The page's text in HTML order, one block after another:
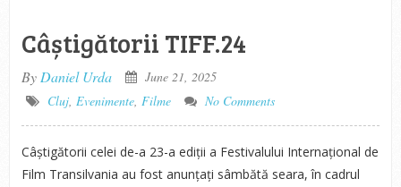
Câștigătorii TIFF.24
By Daniel Urda
June 21, 2025
Cluj, Evenimente, Filme No Comments
Câștigătorii celei de-a 23-a ediții a Festivalului Internațional de
Film Transilvania au fost anunțați sâmbătă seara, în cadrul